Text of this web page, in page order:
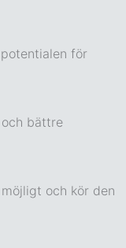
för
bättre
och kör den